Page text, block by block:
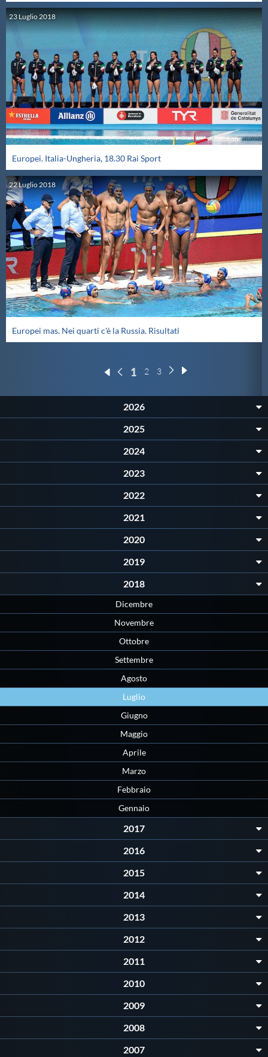
23 Luglio2018
Europei. Italia-Ungheria, 18.30 Rai Sport
22Luglio 2018
Europei mas. Nei quarti c'è la Russia. Risultati
1 2 3
2026
2025
2024
2023
2022
2021
2020
2019
2018
Dicembre
Novembre
Ottobre
Settembre
Agosto
Luglio
Giugno
Maggio
Aprile
Marzo
Febbraio
Gennaio
2017
2016
2015
2014
2013
2012
2011
2010
2009
2008
2007